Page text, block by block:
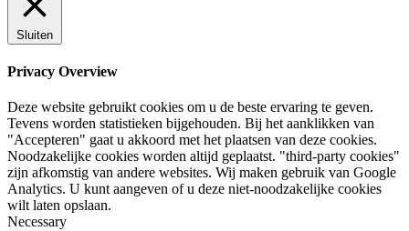
Sluiten
Privacy Overview
Deze website gebruikt cookies om u de beste ervaring te geven.
Tevens worden statistieken bijgehouden. Bij het aanklikken van
"Accepteren" gaat u akkoord met het plaatsen van deze cookies.
Noodzakelijke cookies worden altijd geplaatst. "third-party cookies"
zijn afkomstig van andere websites. Wij maken gebruik van Google
Analytics. U kunt aangeven of u deze niet-noodzakelijke cookies
wilt laten opslaan.
Necessary